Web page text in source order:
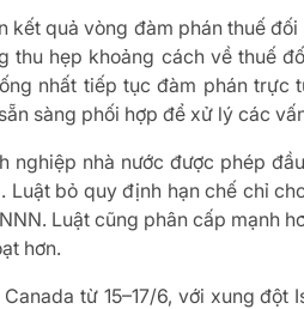
kết quả vòng đàm phán thuế
thu hẹp khoảng cách về thuế
nhất tiếp tục đàm phán
sàng phối hợp để xử lý các
nghiệp nhà nước được phép
Luật bỏ quy định hạn chế chỉ
Luật cũng phân cấp mạnh
hơn.
từ 15–17/6, với xung